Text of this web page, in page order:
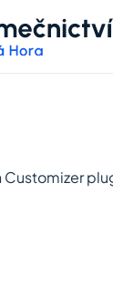
Customizer